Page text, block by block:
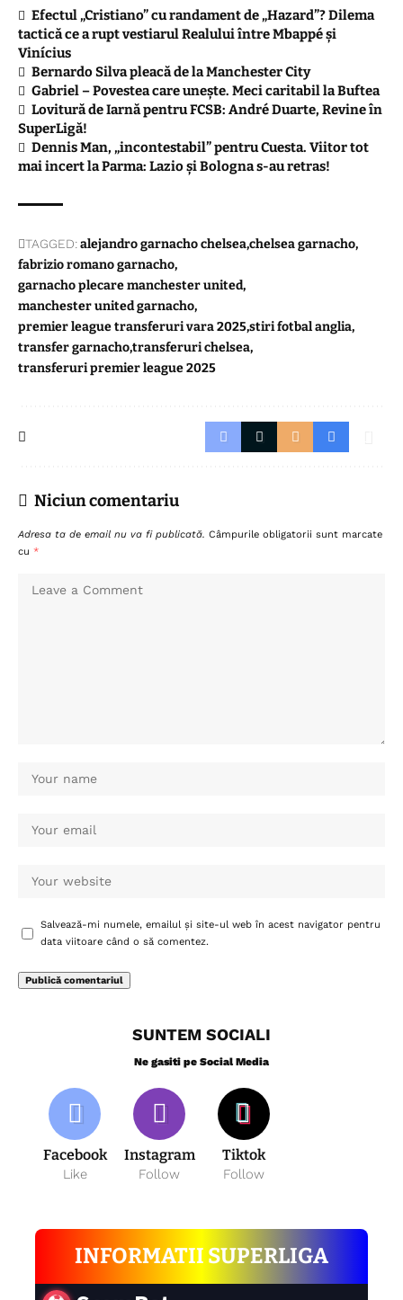
Efectul „Cristiano” cu randament de „Hazard”? Dilema
tactică ce a rupt vestiarul Realului între Mbappé și
Vinícius
Bernardo Silva pleacă de la Manchester City
Gabriel – Povestea care unește. Meci caritabil la Buftea
Lovitură de Iarnă pentru FCSB: André Duarte, Revine în
SuperLigă!
Dennis Man, „incontestabil” pentru Cuesta. Viitor tot
mai incert la Parma: Lazio și Bologna s-au retras!
TAGGED:alejandro garnacho chelseachelsea garnacho
fabrizio romano garnacho
garnacho plecare manchester united
manchester united garnacho
premier league transferuri vara 2025stiri fotbal anglia
transfer garnachotransferuri chelsea
transferuri premier league 2025
Niciun comentariu
Adresa ta de email nu va fi publicată. Câmpurile obligatorii sunt marcate
cu *
Salvează-mi numele, emailul și site-ul web în acest navigator pentru
data viitoare când o să comentez.
SUNTEM SOCIALI
Ne gasiti pe Social Media
Facebook
Like
Instagram
Follow
Tiktok
Follow
INFORMATII SUPERLIGA